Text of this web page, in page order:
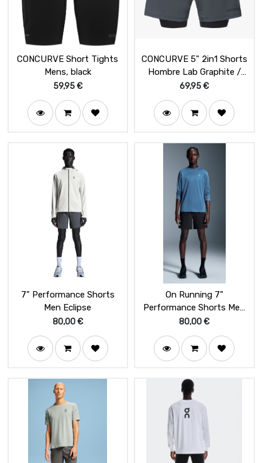
CONCURVE Short Tights
Mens, black
59,95€
CONCURVE 5" 2in1 Shorts
Hombre Lab Graphite /
Black
69,95€
7" Performance Shorts
Men Eclipse
80,00€
On Running 7"
Performance Shorts Men
Black
80,00€